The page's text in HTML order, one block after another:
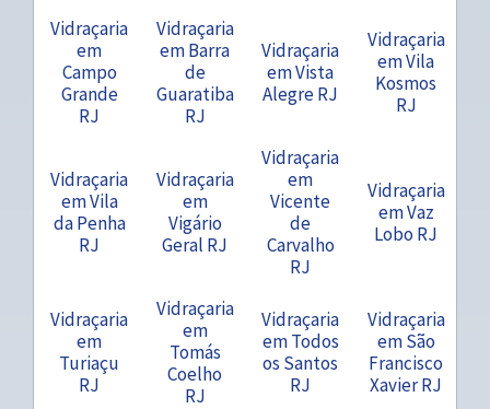
Vidraçaria
em
Campo
Grande
RJ
Vidraçaria
em Barra
de
Guaratiba
RJ
Vidraçaria
em Vista
Alegre RJ
Vidraçaria
em Vila
Kosmos
RJ
Vidraçaria
em Vila
da Penha
RJ
Vidraçaria
em
Vigário
Geral RJ
Vidraçaria
em
Vicente
de
Carvalho
RJ
Vidraçaria
em Vaz
Lobo RJ
Vidraçaria
em
Turiaçu
RJ
Vidraçaria
em
Tomás
Coelho
RJ
Vidraçaria
em Todos
os Santos
RJ
Vidraçaria
em São
Francisco
Xavier RJ